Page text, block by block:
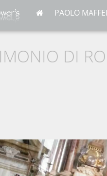
PAOLO MAFFEI
DI